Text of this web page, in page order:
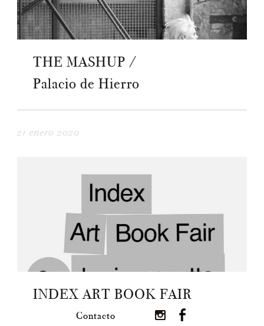
Contacto
THE MASHUP /
Palacio de Hierro
21 enero 2020
INDEX ART BOOK FAIR